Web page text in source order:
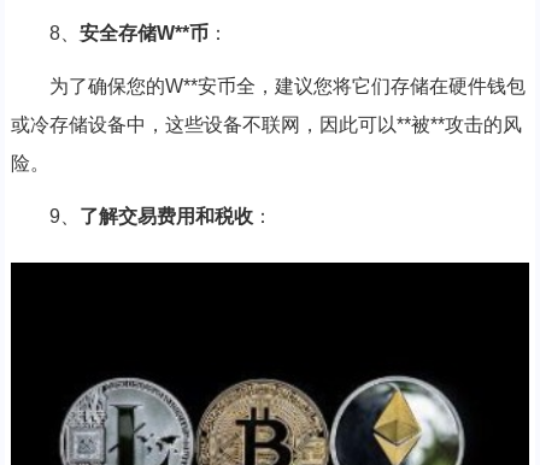
8、 安全存储W**币 ：
为了确保您的W**安币全，建议您将它们存储在硬件钱包
或冷存储设备中，这些设备不联网，因此可以**被**攻击的风
险。
9、 了解交易费用和税收：